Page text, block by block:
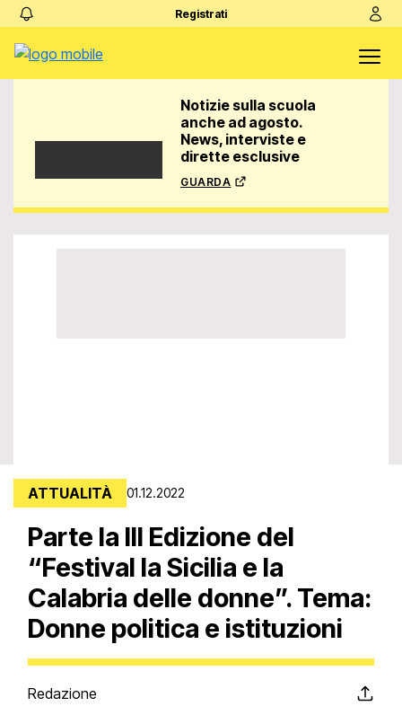
Registrati
Notizie sulla scuola
anche ad agosto.
News, interviste e
dirette esclusive
guarda
ATTUALITÀ 01.12.2022
Parte la III Edizione del
“Festival la Sicilia e la
Calabria delle donne”. Tema:
Donne politica e istituzioni
Redazione